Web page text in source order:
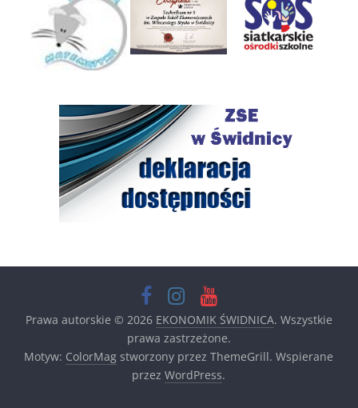
Prawa autorskie © 2026 EKONOMIK ŚWIDNICA. Wszystkie
prawa zastrzeżone.
Motyw: ColorMag stworzony przez ThemeGrill. Wspierane
przezWordPress.